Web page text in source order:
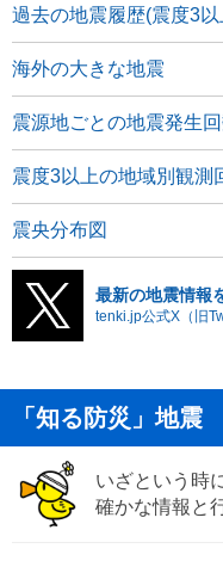
過去の地震履歴(震度3以
海外の大きな地震
震源地ごとの地震発生
震度3以上の地域別観測
震央分布図
最新の地震情報
tenki.jp公式X（旧
「知る防災」地震
いざという時
確かな情報と